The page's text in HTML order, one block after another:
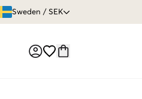
Sweden / SEK